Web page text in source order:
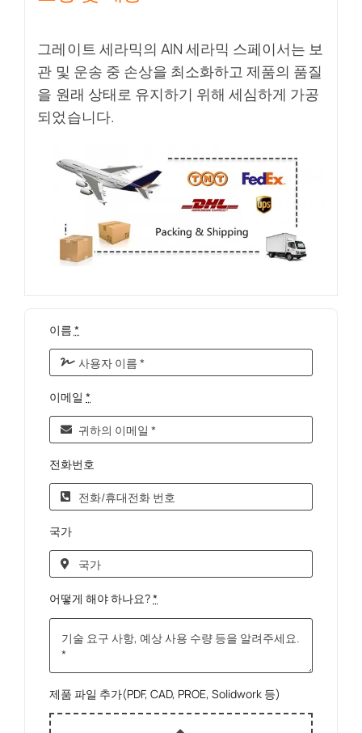
그레이트 세라믹의 AlN 세라믹 스페이서는 보
관 및 운송 중 손상을 최소화하고 제품의 품질
을 원래 상태로 유지하기 위해 세심하게 가공
되었습니다.
이름 *
이메일 *
전화번호
국가
어떻게 해야 하나요?*
제품 파일 추가(PDF, CAD, PROE, Solidwork 등)